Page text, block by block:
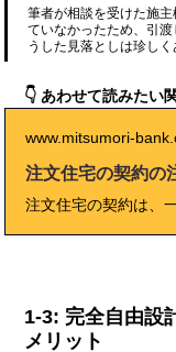
筆者が相談を受けた施
ていなかったため、引
うした見落としは珍しく
👇 あわせて読みたい
www.mitsumori-
1-3: 完全自由設
メリット